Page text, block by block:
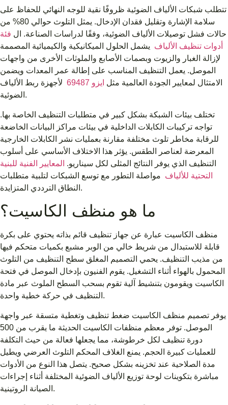
تتطلب شبكات الألياف الضوئية ظروفًا نقية للوجه النهائي للحفاظ على
سلامة الإشارة وتقليل فقدان الإدخال. يمثل التلوث حوالي 80% من
حالات فشل توصيلات الألياف الضوئية، وفقًا لدراسات الصناعة. ال فئة
أدوات تنظيف الألياف يشمل الحلول الميكانيكية والكيميائية المصممة
لإزالة الغبار والزيوت وبصمات الأصابع والملوثات الأخرى من واجهات
الموصل. يعمل التنظيف المناسب على إطالة عمر المعدات ويضمن
الامتثال لمعايير الجودة العالمية مثل ايزو 69487
لأجهزة ربط الألياف
الضوئية.
تختلف بيئات الشبكة بشكل كبير في متطلبات التنظيف الخاصة بها.
تواجه تركيبات الكابلات الداخلية في بيئات مراكز البيانات الخاضعة
للرقابة مخاطر تلوث مختلفة مقارنة بعمليات نشر الكابلات الخارجية
المعرضة لعناصر الطقس. يؤثر هذا الاختلاف الأساسي على أسلوب
التنظيف الذي يوفر النتائج المثلى لكل سيناريو. المعايير الفنية للبنية
التحتية للألياف مواصلة التطور مع توسع الشبكات لتلبية متطلبات
النطاق الترددي المتزايدة.
ما هو منظف الكاسيت؟
منظف ​​الكاسيت عبارة عن جهاز تنظيف قائم بذاته يحتوي على بكرة
قابلة للاستبدال من شريط خالي من الوبر مشبع بكميات متحكم فيها
من مذيب التنظيف. يحمي التصميم المغلق سطح التنظيف من التلوث
المحمول بالهواء أثناء التشغيل. يقوم الفنيون بإدخال الموصل في فتحة
الكاسيت ويقومون بتنشيط آلية تقوم بسحب السطح الملوث عبر مادة
التنظيف في حركة خطية واحدة.
يوفر تصميم منظف الكاسيت ضغط تنظيف وتغطية متسقة عبر واجهة
الموصل. توفر معظم منظفات الكاسيت الحديثة ما يقرب من 500
دورة تنظيف لكل خرطوشة، مما يجعلها فعالة من حيث التكلفة
للعمليات كبيرة الحجم. يمنع الغلاف المحكم التلوث العرضي ويطيل
مدة الصلاحية عند تخزينه بشكل صحيح. يتصل هذا النوع من الأدوات
مباشرة بتكوينات لوحة توزيع الألياف الضوئية المختلفة أثناء إجراءات
الصيانة الروتينية.